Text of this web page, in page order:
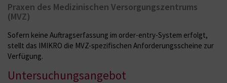
Praxen des Medizinischen Versorgungszentrums
(MVZ)
Sofern keine Auftragserfassung im order-entry-System erfolgt,
stellt das IMIKRO die MVZ-spezifischen Anforderungsscheine zur
Verfügung.
Untersuchungsangebot